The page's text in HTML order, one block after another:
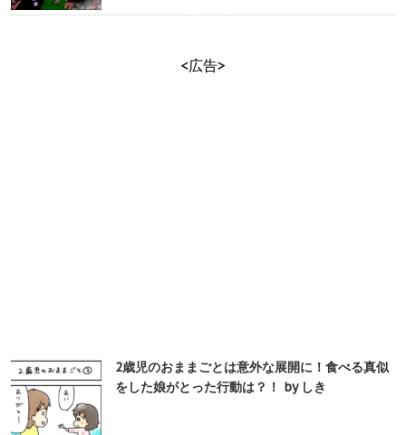
<広告>
2歳児のおままごとは意外な展開に！食べる真似
をした娘がとった行動は？！ by しき